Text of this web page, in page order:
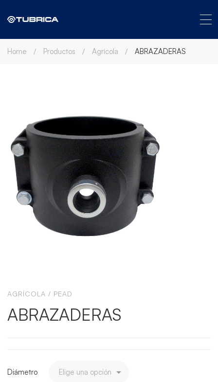
Home Productos Agrícola ABRAZADERAS
AGRÍCOLA / PEAD
ABRAZADERAS
Diámetro